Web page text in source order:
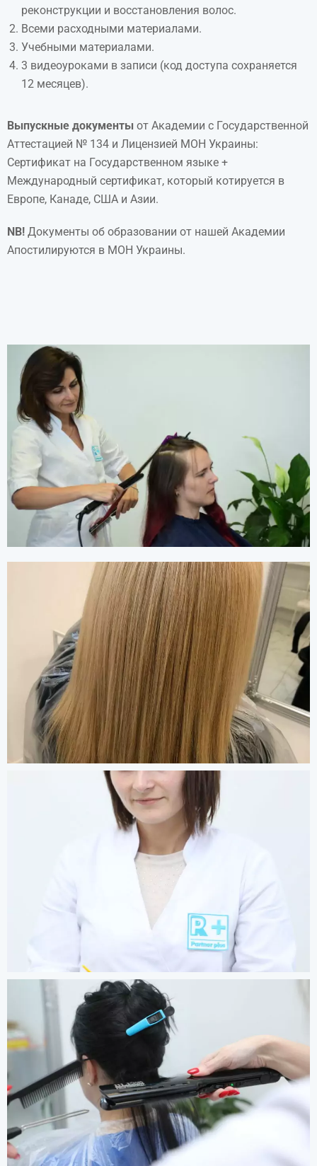
реконструкции и восстановления волос.
Всеми расходными материалами.
Учебными материалами.
3 видеоуроками в записи (код доступа сохраняется
12 месяцев).
Выпускные документы от Академии с Государственной
Аттестацией № 134 и Лицензией МОН Украины:
Сертификат на Государственном языке +
Международный сертификат, который котируется в
Европе, Канаде, США и Азии.
NB! Документы об образовании от нашей Академии
Апостилируются в МОН Украины.